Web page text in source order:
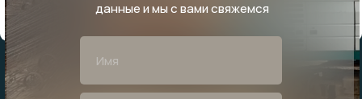
данные и мы с вами свяжемся